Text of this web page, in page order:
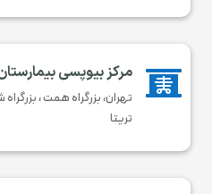
 مرکز بیوپسی
تهران، بزرگراه همت ،
تریتا